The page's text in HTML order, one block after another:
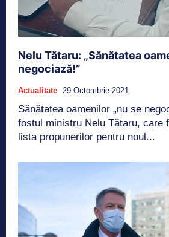
Nelu Tătaru: „Sănătatea
negociază!”
Actualitate 29 Octombrie 2021
Sănătatea oamenilor „nu se
fostul ministru Nelu Tătaru, care
lista propunerilor pentru noul...